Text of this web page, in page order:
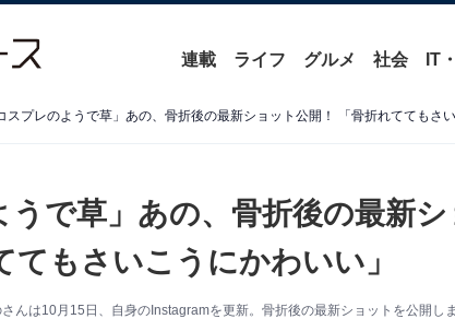
連載 ライフ グルメ 社会 IT
スプレのようで草」あの、骨折後の最新ショット公開！ 「骨折れててもさ
うで草」あの、骨折後の最新
てもさいこうにかわいい」
んは10月15日、自身のInstagramを更新。骨折後の最新ショットを公開し